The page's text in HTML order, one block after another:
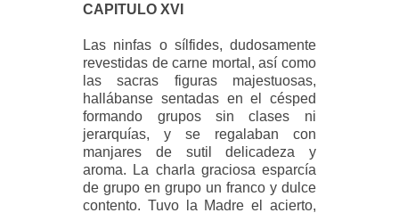
CAPITULO XVI
Las ninfas o sílfides, dudosamente
revestidas de carne mortal, así como
las sacras figuras majestuosas,
hallábanse sentadas en el césped
formando grupos sin clases ni
jerarquías, y se regalaban con
manjares de sutil delicadeza y
aroma. La charla graciosa esparcía
de grupo en grupo un franco y dulce
contento. Tuvo la Madre el acierto,